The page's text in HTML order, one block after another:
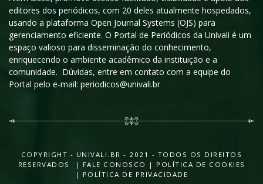
editores dos periódicos, com 20 deles atualmente hospedados,
usando a plataforma Open Journal Systems (OJS) para
gerenciamento eficiente. O Portal de Periódicos da Univali é um
espaço valioso para disseminação do conhecimento,
enriquecendo o ambiente acadêmico da instituição e a
comunidade. Dúvidas, entre em contato com a equipe do
Portal pelo e-mail: periodicos@univali.br
COPYRIGHT - UNIVALI.BR - 2021 - TODOS OS DIREITOS
RESERVADOS |
FALE CONOSCO | POLÍTICA DE COOKIES
| POLÍTICA DE PRIVACIDADE